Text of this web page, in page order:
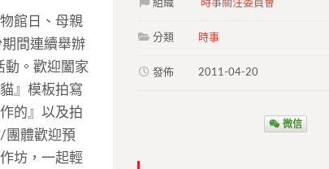
館日、母親
間連續舉辦
動。歡迎闔家
』模板拍寫
的』以及拍
團體歡迎預
坊，一起輕
組織 時事關注委員會
分類 時事
發佈 2011-04-20
微信